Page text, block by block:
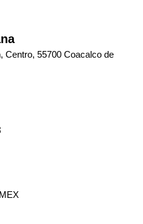
Centro, 55700 Coacalco de